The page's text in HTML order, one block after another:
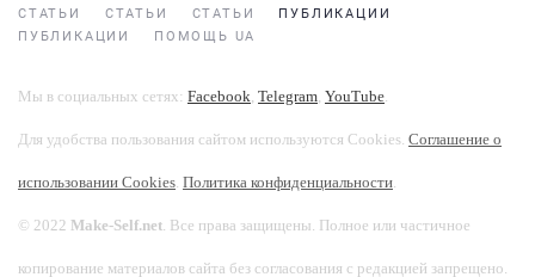
СТАТЬИ
СТАТЬИ СТАТЬИ
ПУБЛИКАЦИИ
ПУБЛИКАЦИИ
ПОМОЩЬ UA
Мы в социальных сетях: Facebook, Telegram, YouTube.
Для удобства пользования сайтом используются Cookies. Соглашение о
использовании Cookies. Политика конфиденциальности.
© 2022 Make-Self.net. Все права защищены. Полное или частичное
копирование материалов сайта без согласования с редакцией запрещено.